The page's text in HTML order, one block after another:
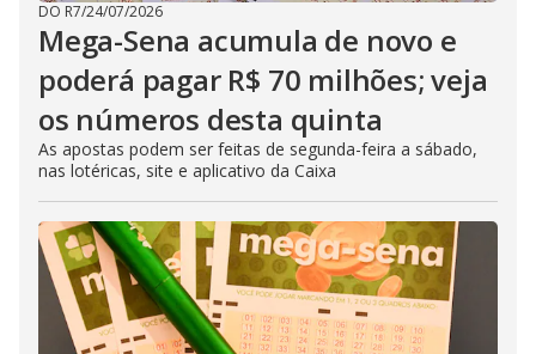
DO R7/24/07/2026
Mega-Sena acumula de novo e
poderá pagar R$ 70 milhões; veja
os números desta quinta
As apostas podem ser feitas de segunda-feira a sábado,
nas lotéricas, site e aplicativo da Caixa